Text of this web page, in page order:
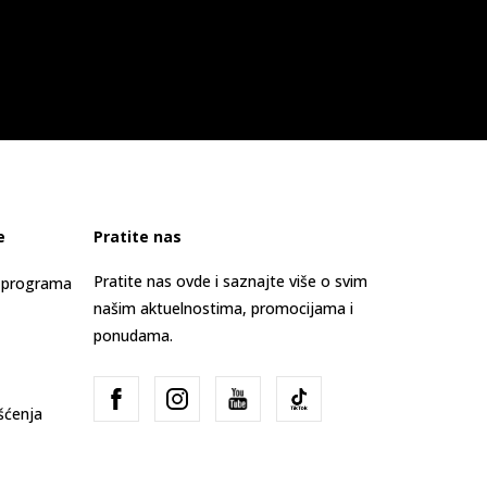
Pratite nas
Pratite nas ovde i saznajte više o svim
našim aktuelnostima, promocijama i
ponudama.